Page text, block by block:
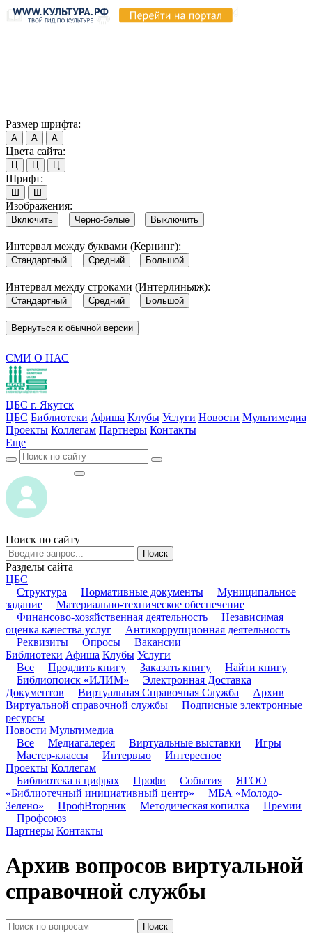
Размер шрифта:
А А А
Цвета сайта:
Ц Ц Ц
Шрифт:
Ш Ш
Изображения:
Включить Черно-белые Выключить
Интервал между буквами (Кернинг):
Стандартный Средний Большой
Интервал между строками (Интерлиньяж):
Стандартный Средний Большой
Вернуться к обычной версии
СМИ О НАС
ЦБС г. Якутск
ЦБС Библиотеки Афиша Клубы Услуги Новости Мультимедиа
Проекты Коллегам Партнеры Контакты
Еще
Поиск по сайту
Поиск
Разделы сайта
ЦБС
Структура
Нормативные документы
Муниципальное
задание
Материально-техническое обеспечение
Финансово-хозяйственная деятельность
Независимая
оценка качества услуг
Антикоррупционная деятельность
Реквизиты
Опросы
Вакансии
Библиотеки Афиша Клубы Услуги
Все
Продлить книгу Заказать книгу
Найти книгу
Библиопоиск «ИЛИМ»
Электронная Доставка
Документов
Виртуальная Справочная Служба
Архив
Виртуальной справочной службы
Подписные электронные
ресурсы
Новости Мультимедиа
Все
Медиагалерея Виртуальные выставки
Игры
Мастер-классы
Интервью
Интересное
Проекты Коллегам
Библиотека в цифрах
Профи События
ЯГОО
«Библиотечный инициативный центр»
МБА «Молодо-
Зелено»
ПрофВторник Методическая копилка
Премии
Профсоюз
Партнеры Контакты
Архив вопросов виртуальной
справочной службы
Поиск